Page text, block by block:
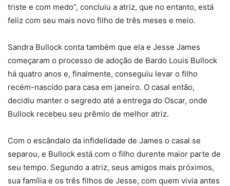
triste e com medo”, concluiu a atriz, que no entanto, está
feliz com seu mais novo filho de três meses e meio.
Sandra Bullock conta também que ela e Jesse James
começaram o processo de adoção de Bardo Louis Bullock
há quatro anos e, finalmente, conseguiu levar o filho
recém-nascido para casa em janeiro. O casal então,
decidiu manter o segredo até a entrega do Oscar, onde
Bullock recebeu seu prêmio de melhor atriz.
Com o escândalo da infidelidade de James o casal se
separou, e Bullock está com o filho durente maior parte de
seu tempo. Segundo a atriz, seus amigos mais próximos,
sua família e os três filhos de Jesse, com quem vivia antes